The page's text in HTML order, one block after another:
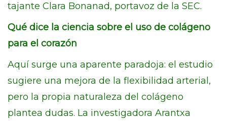
tajante Clara Bonanad, portavoz de la SEC.
Qué dice la ciencia sobre el uso de colágeno
para el corazón
Aquí surge una aparente paradoja: el estudio
sugiere una mejora de la flexibilidad arterial,
pero la propia naturaleza del colágeno
plantea dudas. La investigadora Arantxa